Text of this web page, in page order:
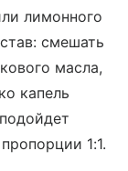
лимонного
смешать
масла,
капель
1:1.